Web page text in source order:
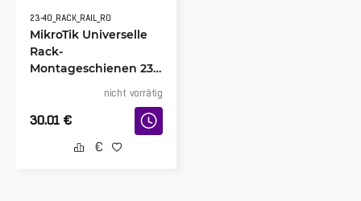
23-40_RACK_RAIL_R0
MikroTik Universelle
Rack-
Montageschienen 23-
nicht vorrätig
30.01 €